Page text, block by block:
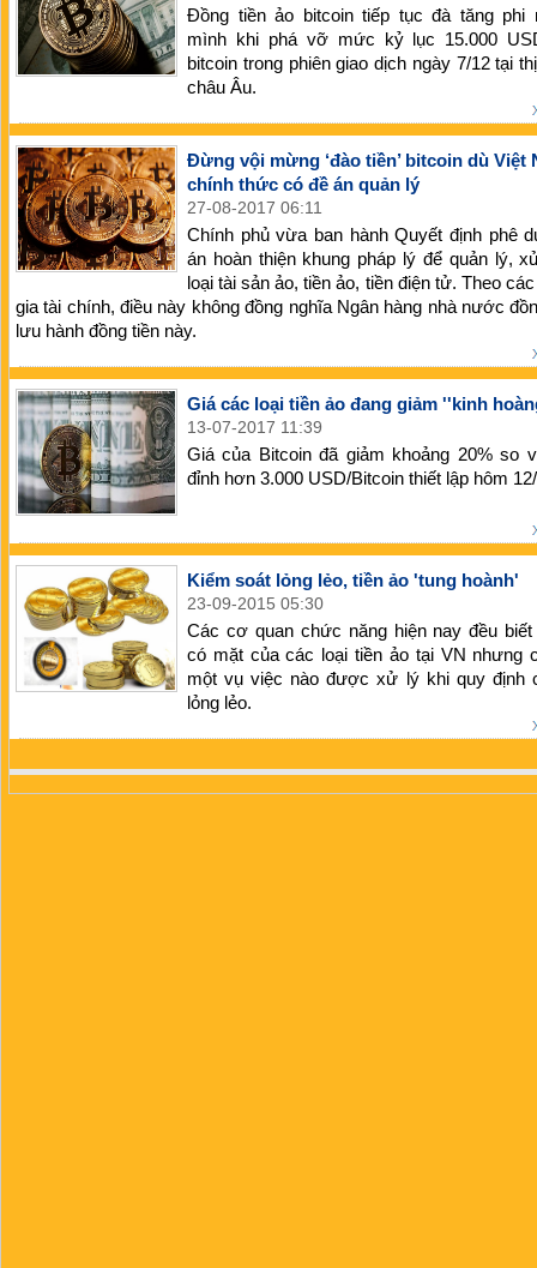
Đồng tiền ảo bitcoin tiếp tục đà tăng phi
mình khi phá vỡ mức kỷ lục 15.000
bitcoin trong phiên giao dịch ngày 7/12 tại
châu Âu.
Đừng vội mừng ‘đào tiền’ bitcoin dù Việt
chính thức có đề án quản lý
27-08-2017 06:11
Chính phủ vừa ban hành Quyết định phê
án hoàn thiện khung pháp lý để quản lý,
loại tài sản ảo, tiền ảo, tiền điện tử. Theo
gia tài chính, điều này không đồng nghĩa Ngân hàng nhà nước
lưu hành đồng tiền này.
Giá các loại tiền ảo đang giảm ''kinh
13-07-2017 11:39
Giá của Bitcoin đã giảm khoảng 20% so
đỉnh hơn 3.000 USD/Bitcoin thiết lập hôm
Kiểm soát lỏng lẻo, tiền ảo 'tung hoành'
23-09-2015 05:30
Các cơ quan chức năng hiện nay đều
có mặt của các loại tiền ảo tại VN nhưng
một vụ việc nào được xử lý khi quy định
lỏng lẻo.